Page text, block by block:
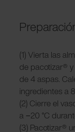
(1) Vierta las
de pacotizar®
de 4 aspas.
ingredientes a
(2) Cierre el
a −20 °C
(3) Pacotizar®